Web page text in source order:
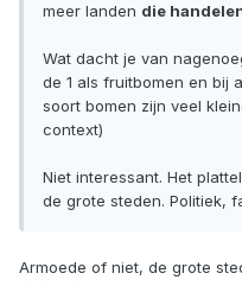
meer landen die
Wat dacht je van
de 1 als fruitbomen en bij
soort bomen zijn veel
context)
Niet interessant. Het
de grote steden. Politiek,
Armoede of niet, de grote